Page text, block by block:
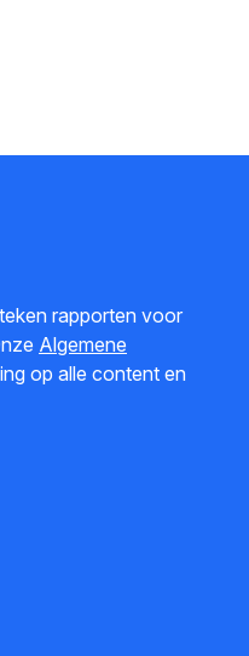
rapporten voor
Algemene
op alle content en